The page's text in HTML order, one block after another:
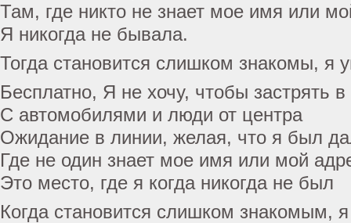
Там, где никто не знает мое имя или
Я никогда не бывала.
Тогда становится слишком знакомы, я
Бесплатно, Я не хочу, чтобы застрять в
С автомобилями и люди от центра
Ожидание в линии, желая, что я был
Где не один знает мое имя или мой
Это место, где я когда никогда не был
Когда становится слишком знакомым,